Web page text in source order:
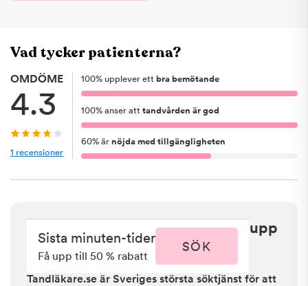
Vad tycker patienterna?
OMDÖME
4.3
1 recensioner
100% upplever ett bra bemötande
100% anser att tandvården är god
60% är nöjda med tillgängligheten
Sista minuten i Helsingborg - få upp
till 50 % rabatt
Tandläkare.se är Sveriges största söktjänst för att
Sista minuten-tider
Få upp till 50 % rabatt
SÖK